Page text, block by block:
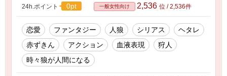
24h.ポイント 0pt 一般女性向け 2,536 位 / 2,536件
恋愛 ファンタジー 人狼 シリアス
ヘタレ
赤ずきん
アクション 血液表現
狩人
時々狼が人間になる